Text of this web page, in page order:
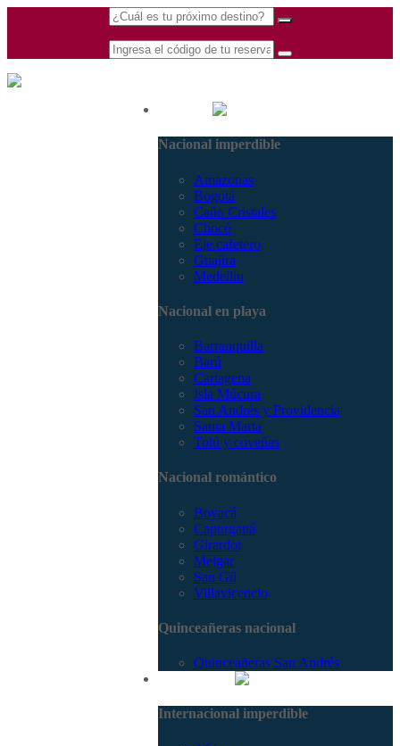
Nacional imperdible
Amazonas
Bogotá
Caño Cristales
Chocó
Eje cafetero
Guajira
Medellín
Nacional en playa
Barranquilla
Barú
Cartagena
Isla Múcura
San Andrés y Providencia
Santa Marta
Tolú y coveñas
Nacional romántico
Boyacá
Capurganá
Girardot
Melgar
San Gil
Villavicencio
Quinceañeras nacional
Quinceañeras San Andrés
Internacional imperdible